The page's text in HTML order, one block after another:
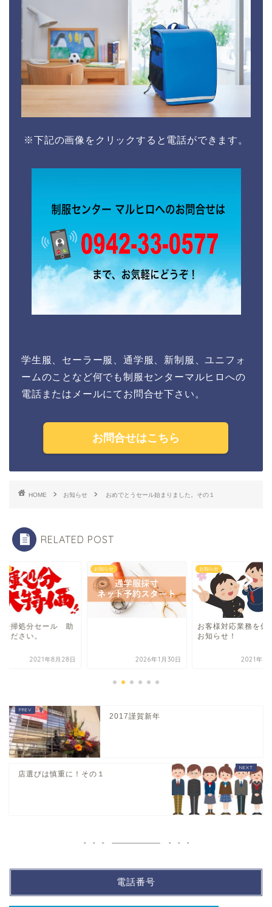
※下記の画像をクリックすると電話ができます。
学生服、セーラー服、通学服、新制服、ユニフォ
ームのことなど何でも制服センターマルヒロへの
電話またはメールにてお問合せ下さい。
お問合せはこちら
HOME お知らせ おめでとうセール始まりました。その１
RELATED POST
一掃処分セール 助
ださい。
2021年8月28日
お知らせ
2026年1月30日
お知らせ
お客様対応業務を休
お知らせ！
2021年3
2017謹賀新年
店選びは慎重に！その１
電話番号